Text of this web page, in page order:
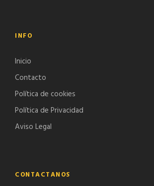
INFO
Inicio
Contacto
Política de cookies
Política de Privacidad
Aviso Legal
CONTACTANOS